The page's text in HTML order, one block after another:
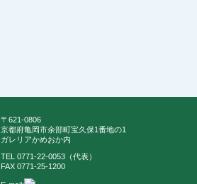
〒621-0806
京都府亀岡市余部町宝久保1番地の1
ガレリアかめおか内
TEL 0771-22-0053（代表）
FAX 0771-25-1200